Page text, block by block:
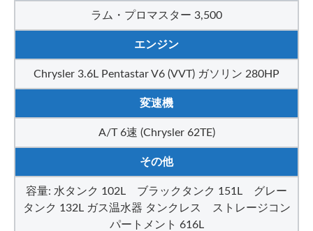
ラム・プロマスター 3,500
エンジン
Chrysler 3.6L Pentastar V6 (VVT) ガソリン 280HP
変速機
A/T 6速 (Chrysler 62TE)
その他
容量: 水タンク 102L ブラックタンク 151L グレー
タンク 132L ガス温水器 タンクレス ストレージコン
パートメント 616L